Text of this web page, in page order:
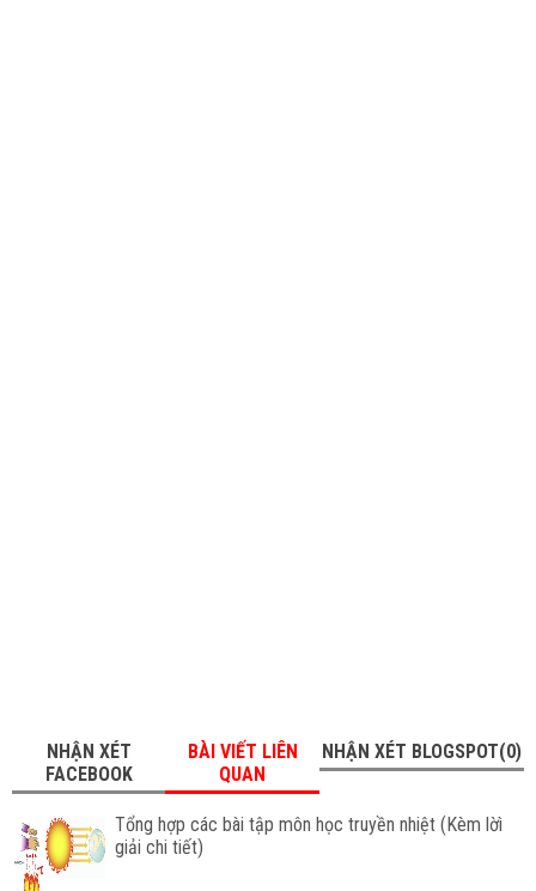
NHẬN XÉT
FACEBOOK
BÀI VIẾT LIÊN
QUAN
NHẬN XÉT BLOGSPOT(0)
Tổng hợp các bài tập môn học truyền nhiệt (Kèm lờì
giải chi tiết)